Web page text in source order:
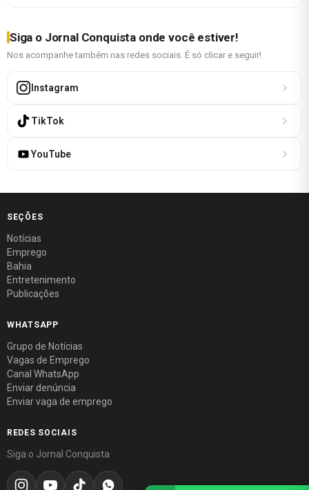
Siga o Jornal Conquista onde você estiver!
Nos acompanhe também nas redes sociais. É só clicar e seguir!
Instagram
TikTok
YouTube
SEÇÕES
Notícias
Emprego
Bahia
Entretenimento
Publicações
WHATSAPP
Grupo de Notícias
Vagas de Emprego
Canal WhatsApp
Enviar denúncia
Enviar vaga de emprego
REDES SOCIAIS
Siga o Jornal Conquista